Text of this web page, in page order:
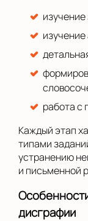
изучение
изучение
работа с
Каждый этап
типами
устранению
и письменной
дисграфии